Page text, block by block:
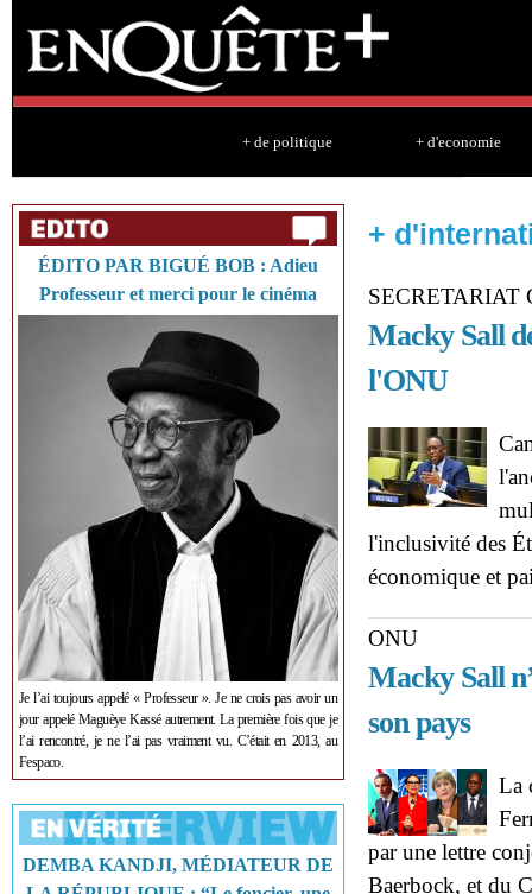
+ de politique + d'economie
ÉDITO PAR BIGUÉ BOB : Adieu
Professeur et merci pour le cinéma
Je l’ai toujours appelé « Professeur ». Je ne crois pas avoir un
jour appelé Maguèye Kassé autrement. La première fois que je
l’ai rencontré, je ne l’ai pas vraiment vu. C’était en 2013, au
Fespaco.
DEMBA KANDJI, MÉDIATEUR DE
+
SECRETARIAT
Macky Sall
l'ONU
l'inclusivité des
économique et
ONU
Macky Sall
son pays
La
par une lettre
Baerbock, et du